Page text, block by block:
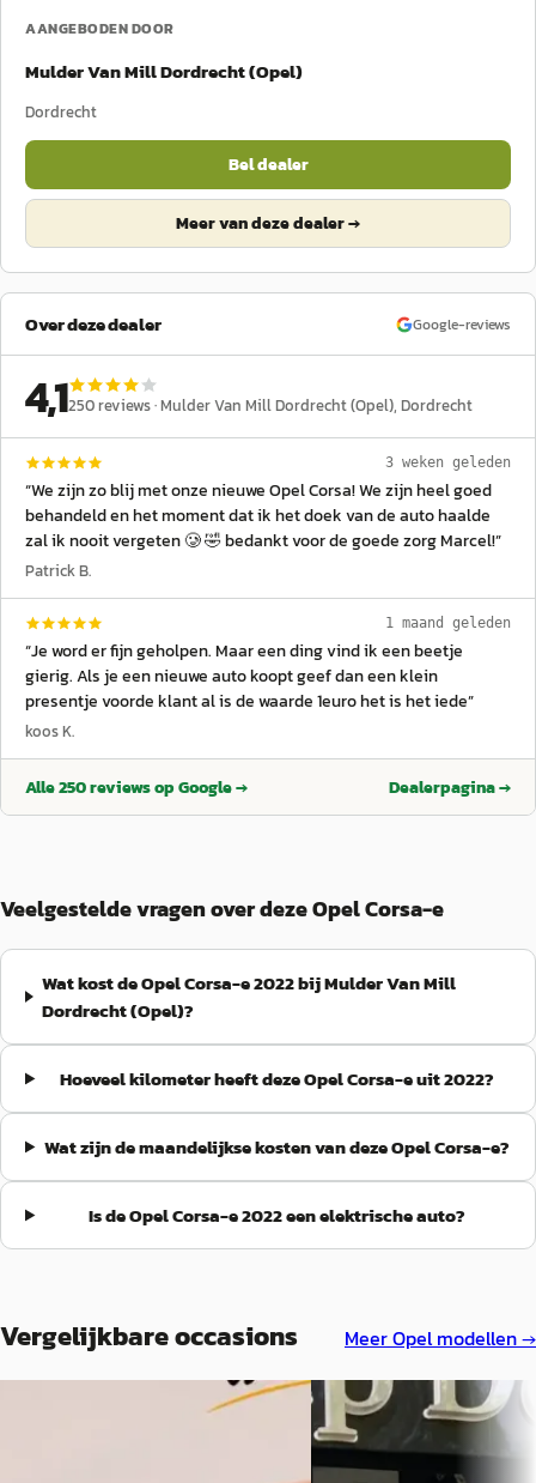
AANGEBODEN DOOR
Mulder Van Mill Dordrecht (Opel)
Dordrecht
Bel dealer
Meer van deze dealer →
Over deze dealer Google-reviews
4,1250reviews ·Mulder Van Mill Dordrecht (Opel), Dordrecht
3 weken geleden
“We zijn zo blij met onze nieuwe Opel Corsa! We zijn heel goed
behandeld en het moment dat ik het doek van de auto haalde
zal ik nooit vergeten 🥲 🤣 bedankt voor de goede zorg Marcel!”
Patrick B.
1 maand geleden
“Je word er fijn geholpen. Maar een ding vind ik een beetje
gierig. Als je een nieuwe auto koopt geef dan een klein
presentje voorde klant al is de waarde 1euro het is het iede”
koos K.
Alle250reviews op Google → Dealerpagina →
Veelgestelde vragen over deze Opel Corsa-e
Wat kost de Opel Corsa-e 2022 bij Mulder Van Mill
Dordrecht (Opel)?
Hoeveel kilometer heeft deze Opel Corsa-e uit 2022?
Wat zijn de maandelijkse kosten van deze Opel Corsa-e?
Is de Opel Corsa-e 2022 een elektrische auto?
Vergelijkbare occasions MeerOpelmodellen →
Edition 50 kWh WORDT VERWACHT
EV A
Opel Corsa-e·2020
50kWh 136pk Aut